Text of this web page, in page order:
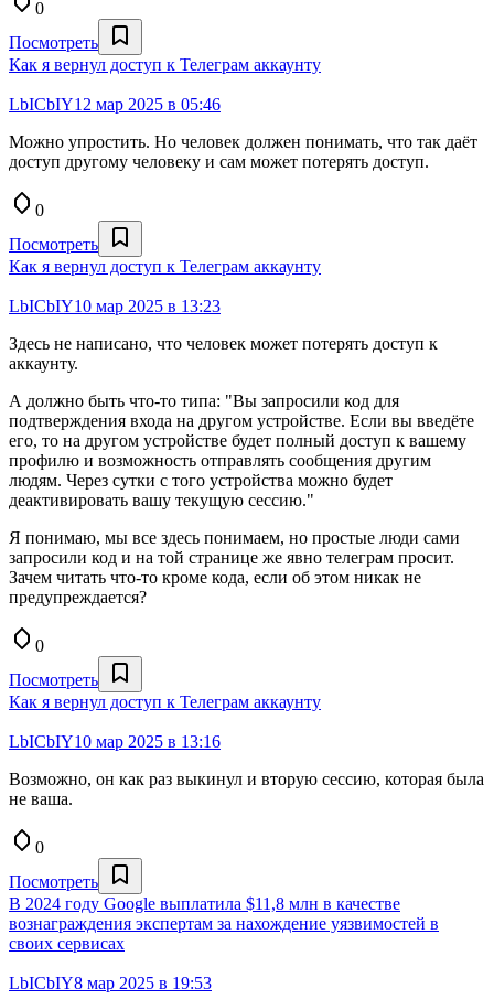
0
Посмотреть
Как я вернул доступ к Телеграм аккаунту
LbICbIY12 мар 2025 в 05:46
Можно упростить. Но человек должен понимать, что так даёт
доступ другому человеку и сам может потерять доступ.
0
Посмотреть
Как я вернул доступ к Телеграм аккаунту
LbICbIY10 мар 2025 в 13:23
Здесь не написано, что человек может потерять доступ к
аккаунту.
А должно быть что-то типа: "Вы запросили код для
подтверждения входа на другом устройстве. Если вы введёте
его, то на другом устройстве будет полный доступ к вашему
профилю и возможность отправлять сообщения другим
людям. Через сутки с того устройства можно будет
деактивировать вашу текущую сессию."
Я понимаю, мы все здесь понимаем, но простые люди сами
запросили код и на той странице же явно телеграм просит.
Зачем читать что-то кроме кода, если об этом никак не
предупреждается?
0
Посмотреть
Как я вернул доступ к Телеграм аккаунту
LbICbIY10 мар 2025 в 13:16
Возможно, он как раз выкинул и вторую сессию, которая была
не ваша.
0
Посмотреть
В 2024 году Google выплатила $11,8 млн в качестве
вознаграждения экспертам за нахождение уязвимостей в
своих сервисах
LbICbIY8 мар 2025 в 19:53